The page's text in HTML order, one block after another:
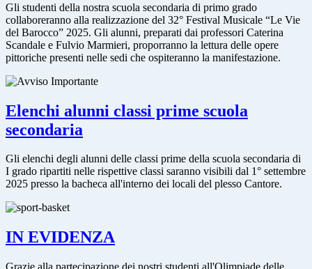
Gli studenti della nostra scuola secondaria di primo grado
collaboreranno alla realizzazione del 32° Festival Musicale “Le Vie
del Barocco” 2025. Gli alunni, preparati dai professori Caterina
Scandale e Fulvio Marmieri, proporranno la lettura delle opere
pittoriche presenti nelle sedi che ospiteranno la manifestazione.
Elenchi alunni classi prime scuola
secondaria
Gli elenchi degli alunni delle classi prime della scuola secondaria di
I grado ripartiti nelle rispettive classi saranno visibili dal 1° settembre
2025 presso la bacheca all'interno dei locali del plesso Cantore.
IN EVIDENZA